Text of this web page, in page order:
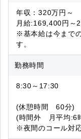
年収：320万円～
月給:169,400円～
※基本給は今まで
す。
勤務時間
8:30～17:30
(休憩時間 60分)
(時間外 月平均:6
※夜間のコール対